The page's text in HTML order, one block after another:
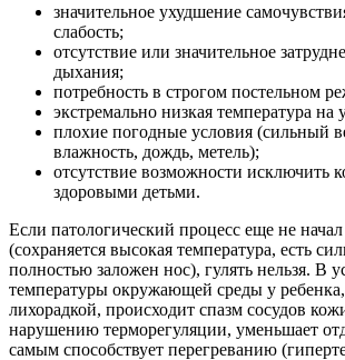
значительное ухудшение
слабость;
отсутствие или значительное
дыхания;
потребность в строгом постельном
экстремально низкая температура на
плохие погодные условия (сильный
влажность, дождь, метель);
отсутствие возможности исключить
здоровыми детьми.
Если патологический процесс еще не начал
(сохраняется высокая температура, есть
полностью заложен нос), гулять нельзя. В
температуры окружающей среды у
лихорадкой, происходит спазм сосудов
нарушению терморегуляции, уменьшает
самым способствует перегреванию